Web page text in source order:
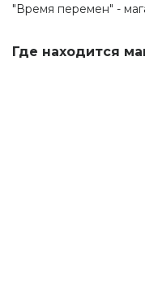
"Время перемен" -
Где находится